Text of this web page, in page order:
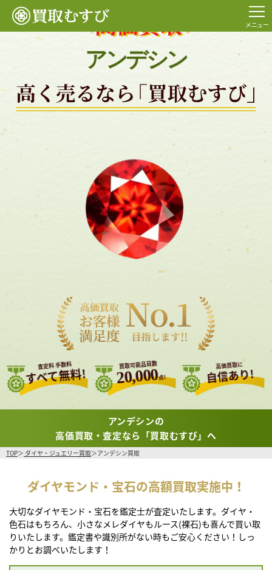
メニュー
アンデシン
査定料 手数料
すべて無料!
買取可能品目数
20,000点!
高価買取に
自信あり!
アンデシンの
高価買取・査定なら「買取むすび」へ
TOP ダイヤ・ジュエリー買取 アンデシン買取
ダイヤモンド・宝石の高額買取実施中！
大切なダイヤモンド・宝石を鑑定士が査定いたします。ダイヤ・
色石はもちろん、小さなメレダイヤもルース(裸石)も喜んで買い取
りいたします。鑑定書や識別所がない時もご安心ください！しっ
かりとお調べいたします！